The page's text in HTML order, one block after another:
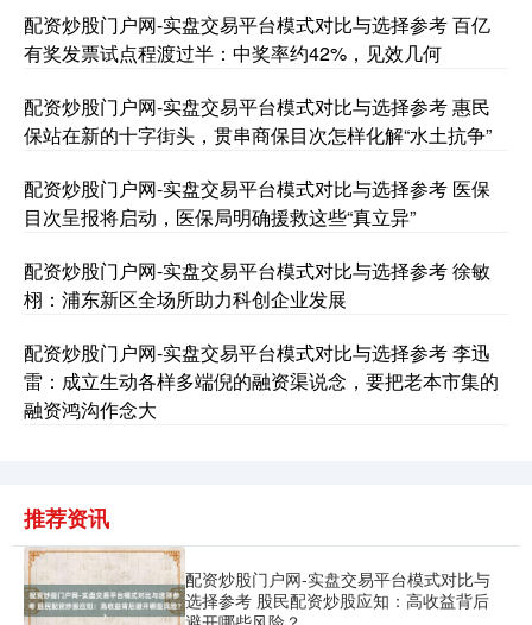
配资炒股门户网-实盘交易平台模式对比与选择参考 百亿
有奖发票试点程渡过半：中奖率约42%，见效几何
配资炒股门户网-实盘交易平台模式对比与选择参考 惠民
保站在新的十字街头，贯串商保目次怎样化解“水土抗争”
配资炒股门户网-实盘交易平台模式对比与选择参考 医保
目次呈报将启动，医保局明确援救这些“真立异”
配资炒股门户网-实盘交易平台模式对比与选择参考 徐敏
栩：浦东新区全场所助力科创企业发展
配资炒股门户网-实盘交易平台模式对比与选择参考 李迅
雷：成立生动各样多端倪的融资渠说念，要把老本市集的
融资鸿沟作念大
推荐资讯
配资炒股门户网-实盘交易平台模式对比与
选择参考 股民配资炒股应知：高收益背后